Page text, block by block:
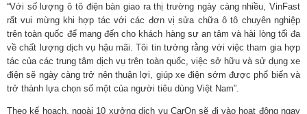
“Với số lượng ô tô điện bàn giao ra thị trường ngày càng nhiều, VinFast
rất vui mừng khi hợp tác với các đơn vị sửa chữa ô tô chuyên nghiệp
trên toàn quốc để mang đến cho khách hàng sự an tâm và hài lòng tối đa
về chất lượng dịch vụ hậu mãi. Tôi tin tưởng rằng với việc tham gia hợp
tác của các trung tâm dịch vụ trên toàn quốc, việc sở hữu và sử dụng xe
điện sẽ ngày càng trở nên thuận lợi, giúp xe điện sớm được phổ biến và
trở thành lựa chọn số một của người tiêu dùng Việt Nam”.
Theo kế hoạch, ngoài 10 xưởng dịch vụ CarOn sẽ đi vào hoạt động ngay